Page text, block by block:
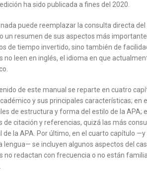
ha sido publicada a fines del 2020.
puede reemplazar la consulta directa
un resumen de sus aspectos más
de tiempo invertido, sino también de
no leen en inglés, el idioma en que
de este manual se reparte en cuatro
y sus principales características; en
de estructura y forma del estilo de la APA;
de citación y referencias, quizá las más
de la APA. Por último, en el cuarto capítulo
lengua— se incluyen algunos aspectos del
no redactan con frecuencia o no están